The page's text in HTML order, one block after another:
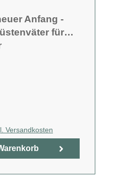
Anfang -
für
Versandkosten